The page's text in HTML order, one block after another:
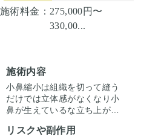
施術料金： 275,000円〜
330,00...
施術内容
小鼻縮小は組織を切って縫う
だけでは立体感がなくなり小
鼻が生えているな立ち上がり
今回は皮膚切除は傷跡の部位
リスクや副作用